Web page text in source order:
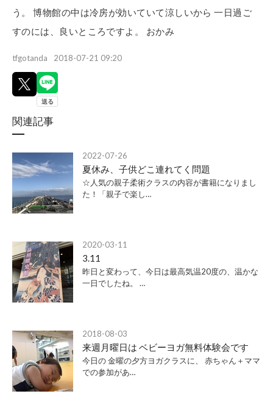
う。 博物館の中は冷房が効いていて涼しいから 一日過ご
すのには、良いところですよ。 おかみ
tfgotanda 2018-07-21 09:20
関連記事
2022-07-26
夏休み、子供どこ連れてく問題
☆人気の親子柔術クラスの内容が書籍になりまし
た！「親子で楽し…
2020-03-11
3.11
昨日と変わって、今日は最高気温20度の、温かな
一日でしたね。 …
2018-08-03
来週月曜日は ベビーヨガ無料体験会です
今日の 金曜の夕方ヨガクラスに、 赤ちゃん＋ママ
での参加があ…